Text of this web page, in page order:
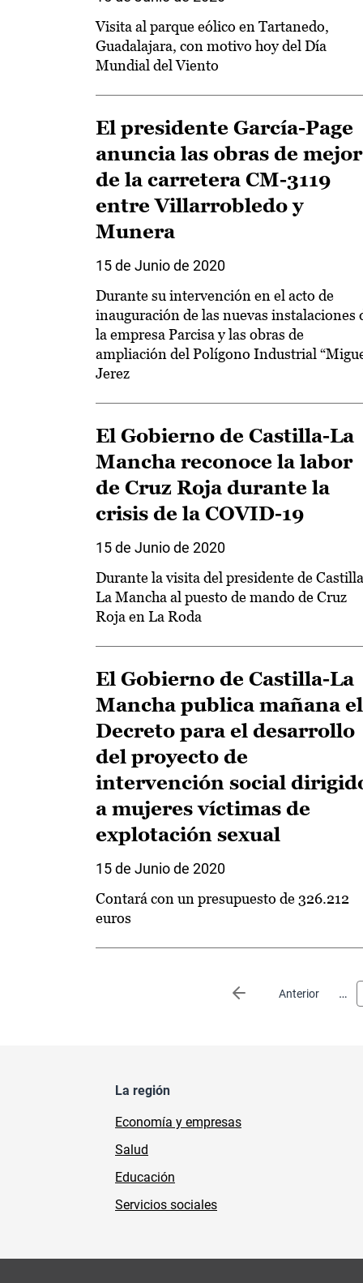
Visita al parque eólico en Tartanedo,
Guadalajara, con motivo hoy del Día
Mundial del Viento
El presidente García-Page
anuncia las obras de
de la carretera CM-3119
entre Villarrobledo y
Munera
15 de Junio de 2020
Durante su intervención en el acto de
inauguración de las nuevas instalaciones
la empresa Parcisa y las obras de
ampliación del Polígono Industrial
Jerez
El Gobierno de Castilla-La
Mancha reconoce la labor
de Cruz Roja durante la
crisis de la COVID-19
15 de Junio de 2020
Durante la visita del presidente de
La Mancha al puesto de mando de Cruz
Roja en La Roda
El Gobierno de Castilla-La
Mancha publica mañana el
Decreto para el desarrollo
del proyecto de
intervención social
a mujeres víctimas de
explotación sexual
15 de Junio de 2020
Contará con un presupuesto de 326.212
euros
Anterior
Página anterior …
La región
Economía y empresas
Salud
Educación
Servicios sociales